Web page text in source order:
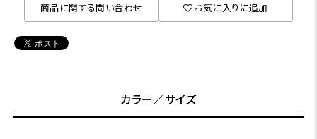
商品に関する問い合わせ お気に入りに追加
カラー／サイズ